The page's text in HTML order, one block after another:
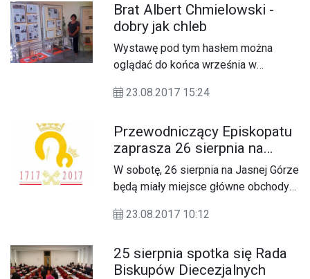
Brat Albert Chmielowski -
dobry jak chleb
Wystawę pod tym hasłem można
oglądać do końca września w
23.08.2017 15:24
Przewodniczący Episkopatu
zaprasza 26 sierpnia na
Jasną Górę
W sobotę, 26 sierpnia na Jasnej Górze
będą miały miejsce główne obchody
Obrazu Matki Bożej Częstochowskiej.
23.08.2017 10:12
25 sierpnia spotka się Rada
Biskupów Diecezjalnych